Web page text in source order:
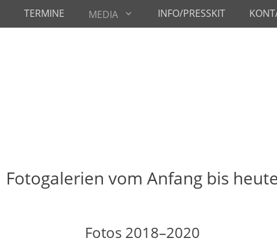
TERMINE MEDIA INFO/PRESSKIT
Fotogalerien vom Anfang bis
Fotos 2018–2020